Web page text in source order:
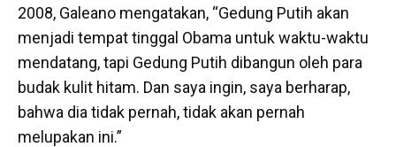
2008, Galeano mengatakan, “Gedung Putih akan
menjadi tempat tinggal Obama untuk waktu-waktu
mendatang, tapi Gedung Putih dibangun oleh para
budak kulit hitam. Dan saya ingin, saya berharap,
bahwa dia tidak pernah, tidak akan pernah
melupakan ini.”